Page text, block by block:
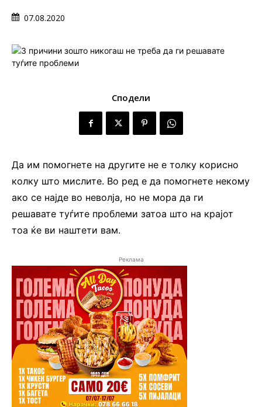
07.08.2020
Сподели
Да им помогнете на другите не е толку корисно
колку што мислите. Во ред е да помогнете некому
ако се најде во неволја, но не мора да ги
решавате туѓите проблеми затоа што на крајот
тоа ќе ви наштети вам.
Реклама